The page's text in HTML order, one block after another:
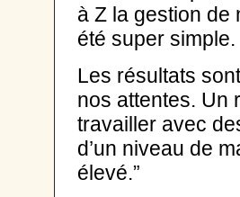
à Z la gestion de
été super simple.
Les résultats
nos attentes. Un
travailler avec
d’un niveau de
élevé.”